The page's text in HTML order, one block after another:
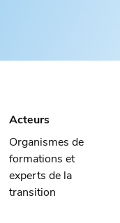
Acteurs
Organismes de
formations et
experts de la
transition